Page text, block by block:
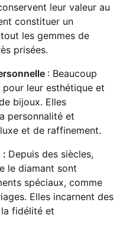
leur valeur au
constituer un
les gemmes de
prisées.
: Beaucoup
leur esthétique et
bijoux. Elles
personnalité et
et de raffinement.
: Depuis des siècles,
le diamant sont
spéciaux, comme
Elles incarnent des
la fidélité et